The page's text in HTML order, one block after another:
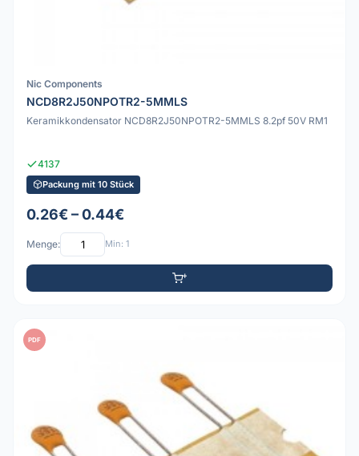
Nic Components
NCD8R2J50NPOTR2-5MMLS
Keramikkondensator NCD8R2J50NPOTR2-5MMLS 8.2pf 50V RM1
4137
Packung mit 10 Stück
0.26€ – 0.44€
Menge: Min: 1
PDF